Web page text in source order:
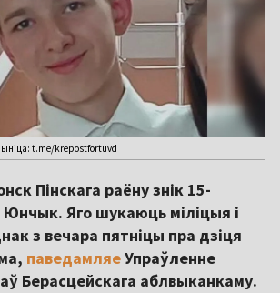
t.me/krepostfortuvd
Пінскага раёну знік 15-
Юнчык. Яго шукаюць міліцыя і
з вечара пятніцы пра дзіця
паведамляеУпраўленне
Берасцейскага аблвыканкаму.